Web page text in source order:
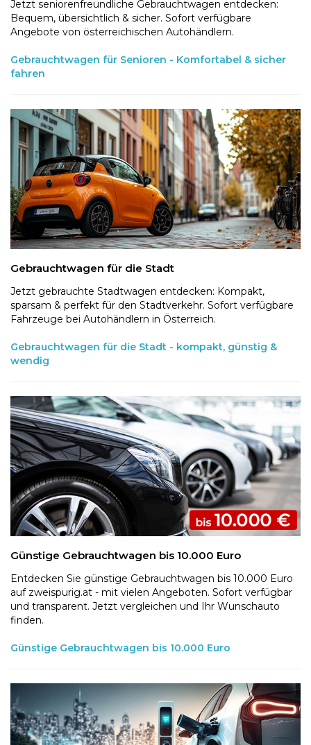
Jetzt seniorenfreundliche Gebrauchtwagen entdecken:
Bequem, übersichtlich & sicher. Sofort verfügbare
Angebote von österreichischen Autohändlern.
Gebrauchtwagen für Senioren - Komfortabel & sicher
fahren
Gebrauchtwagen für die Stadt
Jetzt gebrauchte Stadtwagen entdecken: Kompakt,
sparsam & perfekt für den Stadtverkehr. Sofort verfügbare
Fahrzeuge bei Autohändlern in Österreich.
Gebrauchtwagen für die Stadt - kompakt, günstig &
wendig
Günstige Gebrauchtwagen bis 10.000 Euro
Entdecken Sie günstige Gebrauchtwagen bis 10.000 Euro
auf zweispurig.at - mit vielen Angeboten. Sofort verfügbar
und transparent. Jetzt vergleichen und Ihr Wunschauto
finden.
Günstige Gebrauchtwagen bis 10.000 Euro